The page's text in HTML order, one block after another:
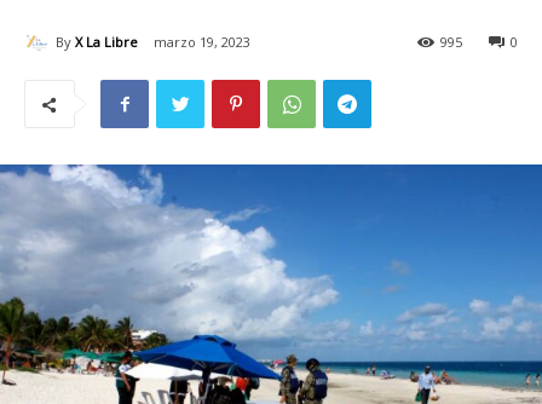
By X La Libre marzo 19, 2023 0
995